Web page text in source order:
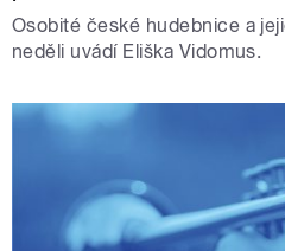
Osobité české hudebnice a
neděli uvádí Eliška Vidomus.